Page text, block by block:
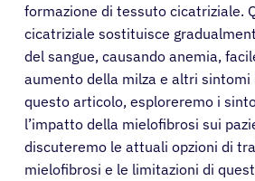
formazione di tessuto cicatriziale.
cicatriziale sostituisce
del sangue, causando anemia,
aumento della milza e altri
questo articolo, esploreremo i
l’impatto della mielofibrosi sui
discuteremo le attuali opzioni di
mielofibrosi e le limitazioni di